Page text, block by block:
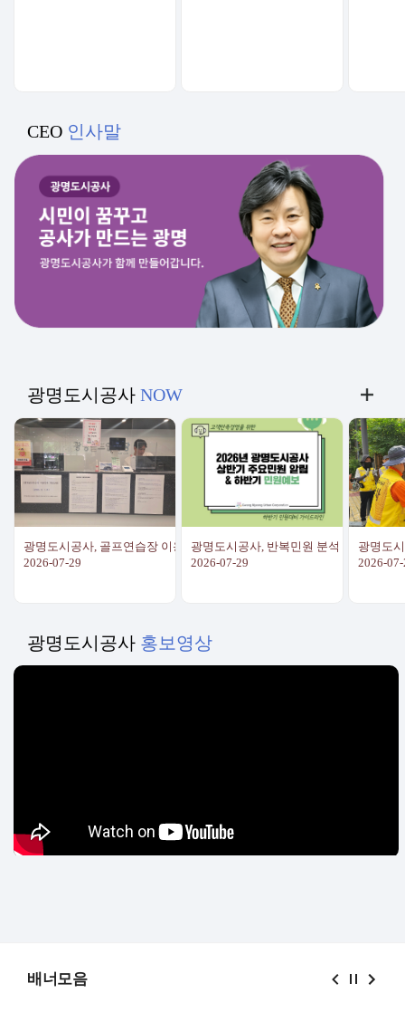
CEO 인사말
광명도시공사 NOW
광명도시공사, 골프연습장 이용약관 개정
2026-07-29
광명도시공사, 반복민원 분석 기반 '민원
2026-07-29
광명도
2026-
광명도시공사 홍보영상
배너모음